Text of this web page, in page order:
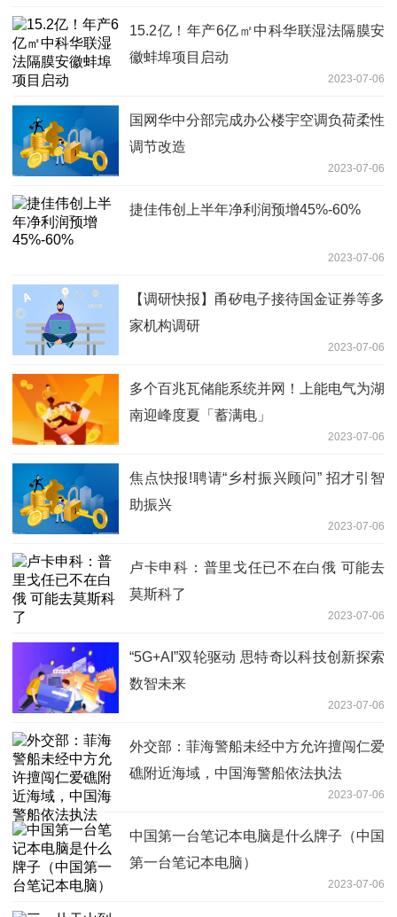
15.2亿！年产6亿㎡中科华联湿法隔膜安
徽蚌埠项目启动
2023-07-06
国网华中分部完成办公楼宇空调负荷柔性
调节改造
2023-07-06
捷佳伟创上半年净利润预增45%-60%
2023-07-06
【调研快报】甬矽电子接待国金证券等多
家机构调研
2023-07-06
多个百兆瓦储能系统并网！上能电气为湖
南迎峰度夏「蓄满电」
2023-07-06
焦点快报!聘请“乡村振兴顾问” 招才引智
助振兴
2023-07-06
卢卡申科：普里戈任已不在白俄 可能去
莫斯科了
2023-07-06
“5G+AI”双轮驱动 思特奇以科技创新探索
数智未来
2023-07-06
外交部：菲海警船未经中方允许擅闯仁爱
礁附近海域，中国海警船依法执法
2023-07-06
中国第一台笔记本电脑是什么牌子（中国
第一台笔记本电脑）
2023-07-06